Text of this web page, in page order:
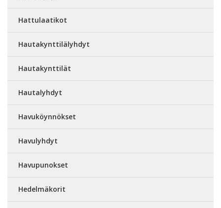
Hattulaatikot
Hautakynttilälyhdyt
Hautakynttilät
Hautalyhdyt
Havuköynnökset
Havulyhdyt
Havupunokset
Hedelmäkorit